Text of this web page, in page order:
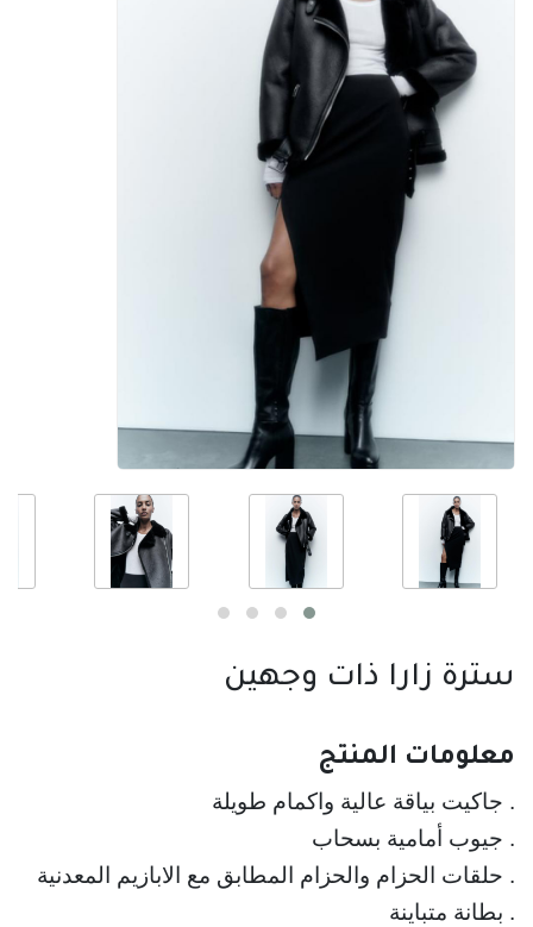
سترة زارا ذات وجهين
معلومات المنتج
. جاكيت بياقة عالية واكمام طويلة
. جيوب أمامية بسحاب
. حلقات الحزام والحزام المطابق مع الابازيم المعدنية
. بطانة متباينة